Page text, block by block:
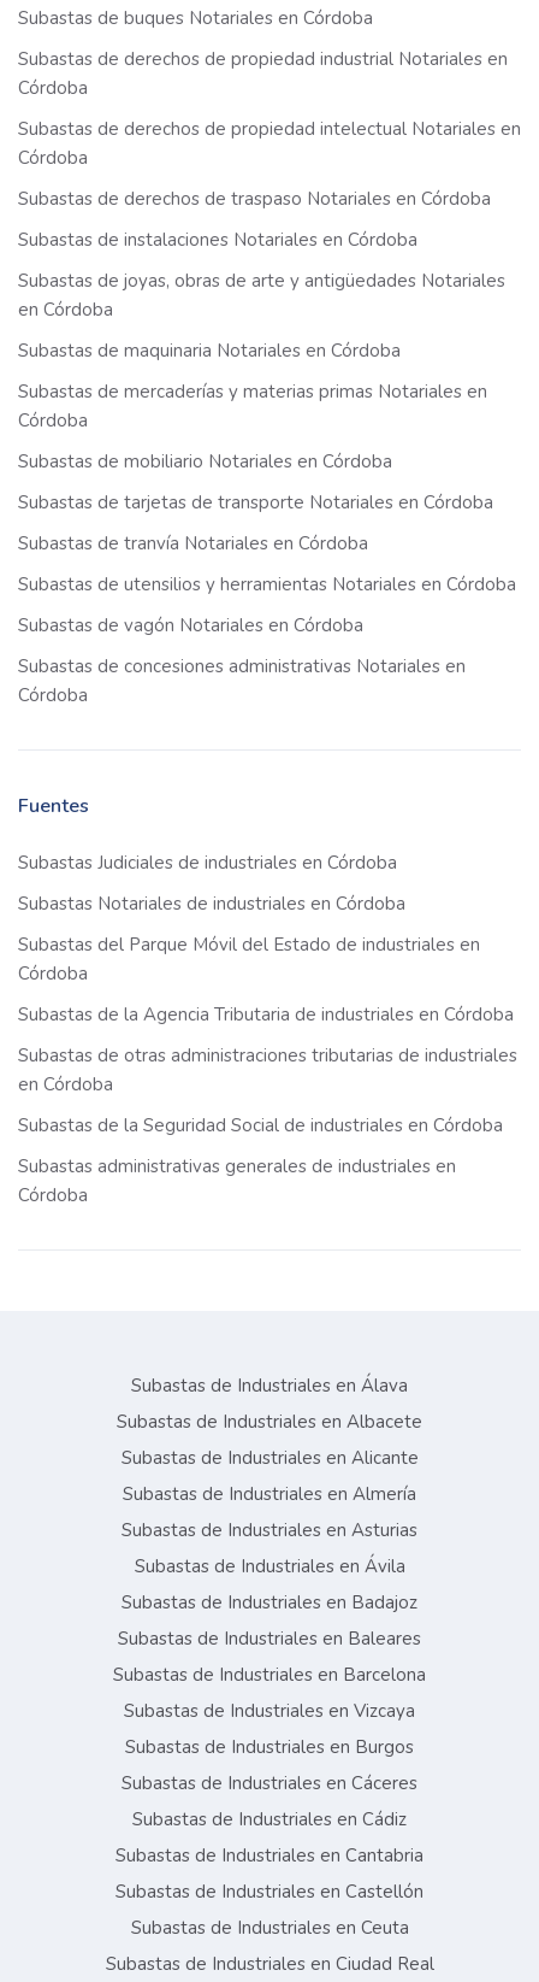
Subastas de buques Notariales en Córdoba
Subastas de derechos de propiedad industrial Notariales en
Córdoba
Subastas de derechos de propiedad intelectual Notariales en
Córdoba
Subastas de derechos de traspaso Notariales en Córdoba
Subastas de instalaciones Notariales en Córdoba
Subastas de joyas, obras de arte y antigüedades Notariales
en Córdoba
Subastas de maquinaria Notariales en Córdoba
Subastas de mercaderías y materias primas Notariales en
Córdoba
Subastas de mobiliario Notariales en Córdoba
Subastas de tarjetas de transporte Notariales en Córdoba
Subastas de tranvía Notariales en Córdoba
Subastas de utensilios y herramientas Notariales en Córdoba
Subastas de vagón Notariales en Córdoba
Subastas de concesiones administrativas Notariales en
Córdoba
Fuentes
Subastas Judiciales de industriales en Córdoba
Subastas Notariales de industriales en Córdoba
Subastas del Parque Móvil del Estado de industriales en
Córdoba
Subastas de la Agencia Tributaria de industriales en Córdoba
Subastas de otras administraciones tributarias de industriales
en Córdoba
Subastas de la Seguridad Social de industriales en Córdoba
Subastas administrativas generales de industriales en
Córdoba
Subastas de Industriales en Álava
Subastas de Industriales en Albacete
Subastas de Industriales en Alicante
Subastas de Industriales en Almería
Subastas de Industriales en Asturias
Subastas de Industriales en Ávila
Subastas de Industriales en Badajoz
Subastas de Industriales en Baleares
Subastas de Industriales en Barcelona
Subastas de Industriales en Vizcaya
Subastas de Industriales en Burgos
Subastas de Industriales en Cáceres
Subastas de Industriales en Cádiz
Subastas de Industriales en Cantabria
Subastas de Industriales en Castellón
Subastas de Industriales en Ceuta
Subastas de Industriales en Ciudad Real